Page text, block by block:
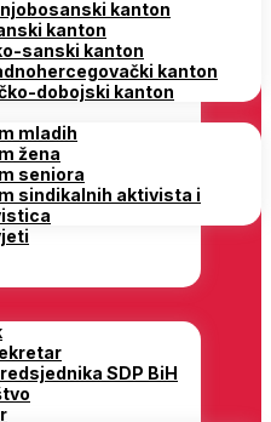
kanton
kanton
sanski kanton
kanton
dobojski kanton
mladih
žena
seniora
sindikalnih aktivista i
SDP BiH